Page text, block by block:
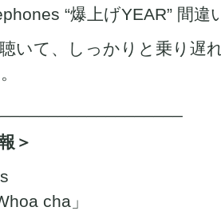
“爆上げYEAR” 間違
いて、しっかりと乗り遅
＞
cha」